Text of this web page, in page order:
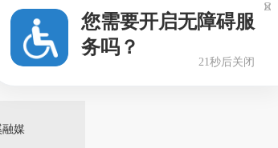
融媒
您需要开启无障碍服
务吗？
20秒后关闭
